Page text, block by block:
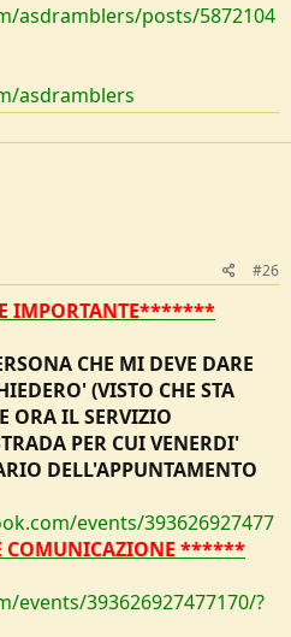
asdramblers/posts/5872104
asdramblers
#26
IMPORTANTE*******
CHE MI DEVE DARE
(VISTO CHE STA
ORA IL SERVIZIO
PER CUI VENERDI'
DELL'APPUNTAMENTO
events/393626927477
COMUNICAZIONE ******
events/393626927477170/?